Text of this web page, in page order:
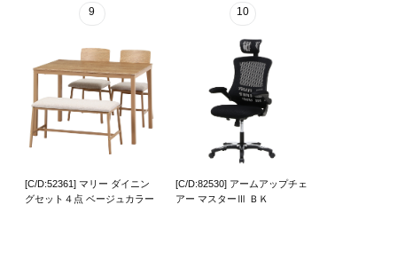
9
[C/D:52361] マリー ダイニン
グセット４点 ベージュカラー
10
[C/D:82530] アームアップチェ
アー マスターⅢ ＢＫ